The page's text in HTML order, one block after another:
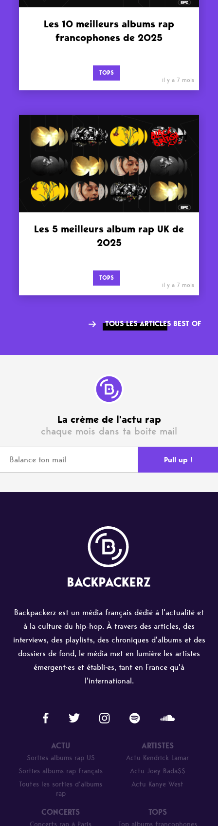
Les 10 meilleurs albums rap
francophones de 2025
TOPS
il y a 7 mois
Les 5 meilleurs album rap UK de
2025
TOPS
il y a 7 mois
TOUS LES ARTICLES BEST OF
La crème de l'actu rap
chaque mois dans ta boite mail
Backpackerz est un média français dédié à l'actualité et
à la culture du hip-hop. À travers des articles, des
interviews, des playlists, des chroniques d'albums et des
dossiers de fond, le média met en lumière les artistes
émergent·es et établi·es, tant en France qu'à
l'international.
ACTU
Sorties albums rap US
Sorties albums rap français
Toutes les sorties d’albums
rap
ARTISTES
Actu Kendrick Lamar
Actu Joey Bada$$
Actu Kanye West
CONCERTS TOPS